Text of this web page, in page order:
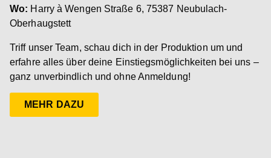
Wo: Harry à Wengen Straße 6, 75387 Neubulach-
Oberhaugstett
Triff unser Team, schau dich in der Produktion um und
erfahre alles über deine Einstiegsmöglichkeiten bei uns –
ganz unverbindlich und ohne Anmeldung!
MEHR DAZU